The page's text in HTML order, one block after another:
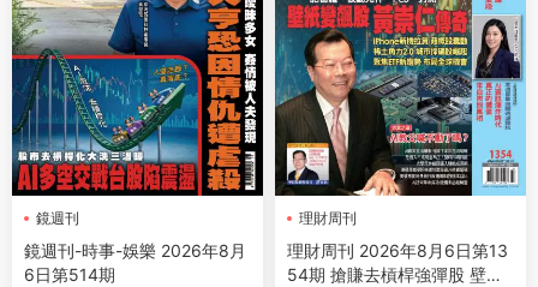
鏡週刊
鏡週刊-時事-娛樂 2026年8月
6日第514期
理財周刊
理財周刊 2026年8月6日第13
54期 搶賺去槓桿強彈股 壁紙